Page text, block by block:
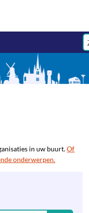
in uw buurt.Of
onderwerpen.